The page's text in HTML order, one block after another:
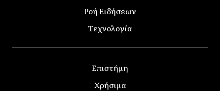
Ροή Ειδήσεων
Τεχνολογία
Επιστήμη
Χρήσιμα